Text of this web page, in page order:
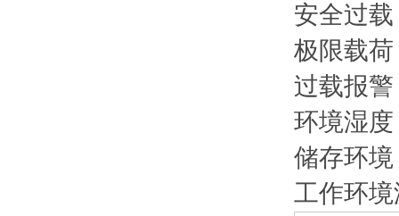
安全过
极限载
过载报
环境湿
储存环
工作环